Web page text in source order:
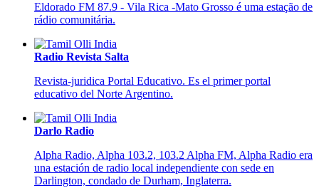
Eldorado FM 87.9 - Vila Rica -Mato Grosso é uma estação de
rádio comunitária.
Radio Revista Salta
Revista-juridica Portal Educativo. Es el primer portal
educativo del Norte Argentino.
Darlo Radio
Alpha Radio, Alpha 103.2, 103.2 Alpha FM, Alpha Radio era
una estación de radio local independiente con sede en
Darlington, condado de Durham, Inglaterra.